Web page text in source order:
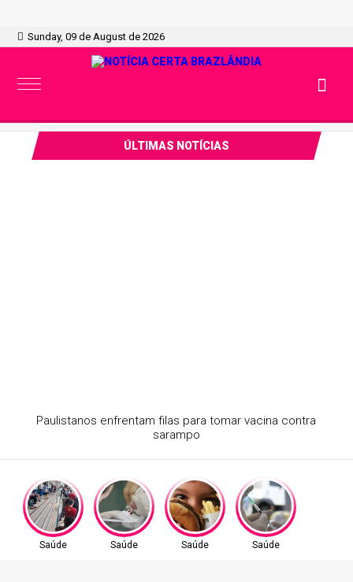
Sunday, 09 de August de 2026
ÚLTIMAS NOTÍCIAS
Atraso na ampliação do teste do pezinho dificulta
diagnóstico da AME
Saúde Saúde Saúde Saúde